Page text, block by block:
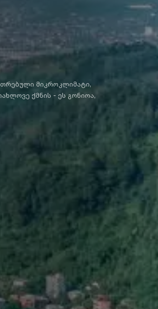
მიკროკლიმატი,
ქმნის - ეს გონიოა,